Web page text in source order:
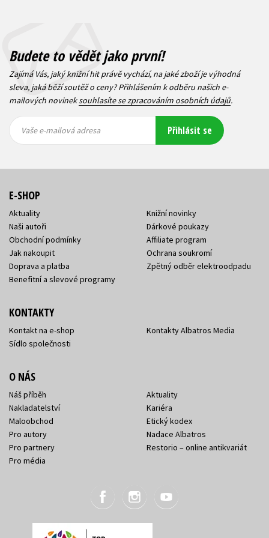
Budete to vědět jako první!
Zajímá Vás, jaký knižní hit právě vychází, na jaké zboží je výhodná
sleva, jaká běží soutěž o ceny? Přihlášením k odběru našich e-
mailových novineksouhlasíte se zpracováním osobních údajů.
mailová
mailová
Vaše e-mailová adresa Přihlásit se
E-SHOP
Aktuality
Naši autoři
Obchodní podmínky
Jak nakoupit
Doprava a platba
Benefitní a slevové programy
Knižní novinky
Dárkové poukazy
Affiliate program
Ochrana soukromí
Zpětný odběr elektroodpadu
KONTAKTY
Kontakt na e-shop
Sídlo společnosti
Kontakty Albatros Media
O NÁS
Náš příběh
Nakladatelství
Maloobchod
Pro autory
Pro partnery
Pro média
Aktuality
Kariéra
Etický kodex
Nadace Albatros
Restorio – online antikvariát